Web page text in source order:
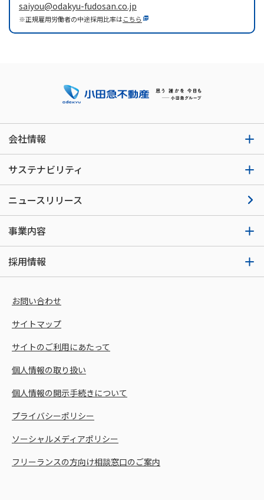
saiyou@odakyu-fudosan.co.jp
※正規雇用労働者の中途採用比率はこちら
会社情報
サステナビリティ
ニュースリリース
事業内容
採用情報
お問い合わせ
サイトマップ
サイトのご利用にあたって
個人情報の取り扱い
個人情報の開示手続きについて
プライバシーポリシー
ソーシャルメディアポリシー
フリーランスの方向け相談窓口のご案内